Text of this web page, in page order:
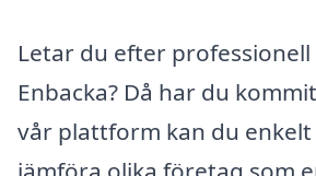
Letar du efter
Enbacka? Då har du
vår plattform kan du